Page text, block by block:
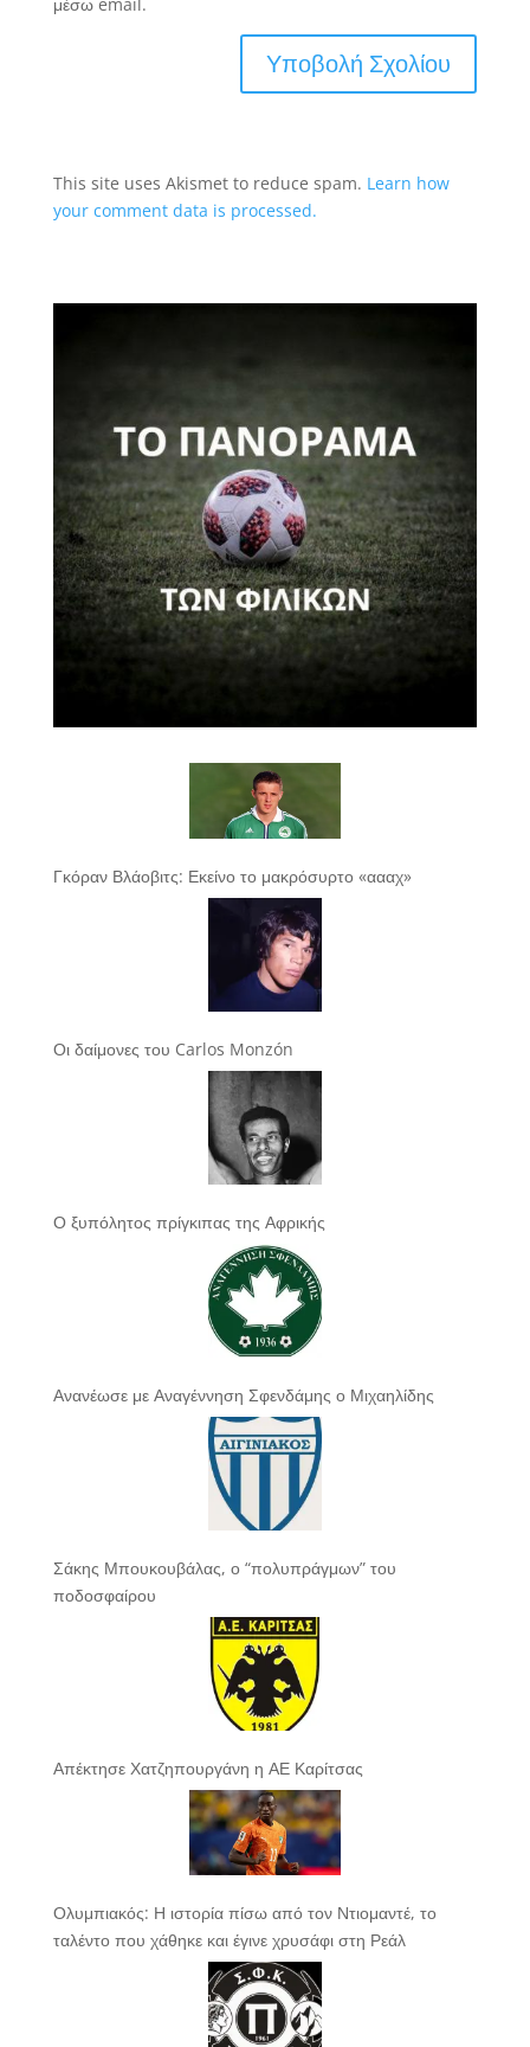
This site uses Akismet to reduce spam. Learn how
your comment data is processed.
Γκόραν Βλάοβιτς: Εκείνο το μακρόσυρτο «αααχ»
Οι δαίμονες του Carlos Monzón
Ο ξυπόλητος πρίγκιπας της Αφρικής
Ανανέωσε με Αναγέννηση Σφενδάμης ο Μιχαηλίδης
Σάκης Μπουκουβάλας, ο “πολυπράγμων” του
ποδοσφαίρου
Απέκτησε Χατζηπουργάνη η ΑΕ Καρίτσας
Ολυμπιακός: Η ιστορία πίσω από τον Ντιομαντέ, το
ταλέντο που χάθηκε και έγινε χρυσάφι στη Ρεάλ